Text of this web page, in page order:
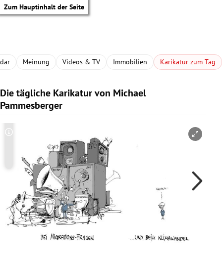
Zum Hauptinhalt der Seite
Untermenü
Untermenü
Meinung Videos & TV Immobilien Karikatur zum Tag
Die tägliche Karikatur von Michael
Pammesberger
Copyright-Hinweis öffnen/schließen